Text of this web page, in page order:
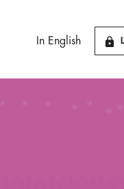
In English